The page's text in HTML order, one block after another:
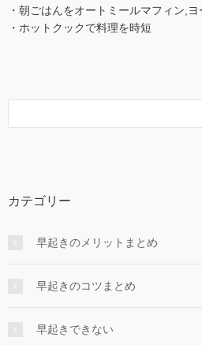
・朝ごはんをオートミールマフィン,
・ホットクックで料理を時短
カテゴリー
早起きのメリットまとめ
早起きのコツまとめ
早起きできない